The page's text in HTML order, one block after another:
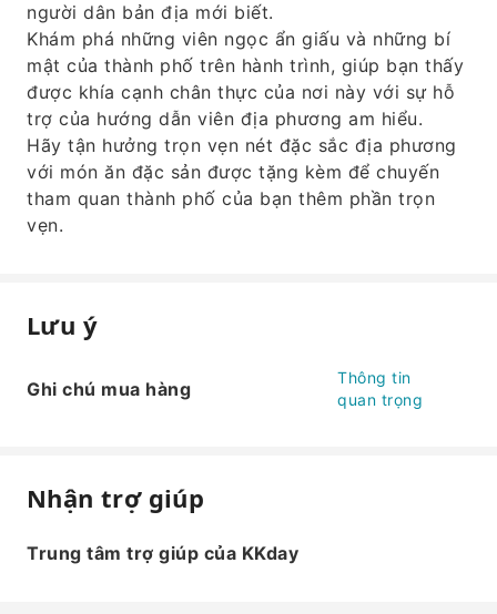
người dân bản địa mới biết.
Khám phá những viên ngọc ẩn giấu và những bí
mật của thành phố trên hành trình, giúp bạn thấy
được khía cạnh chân thực của nơi này với sự hỗ
trợ của hướng dẫn viên địa phương am hiểu.
Hãy tận hưởng trọn vẹn nét đặc sắc địa phương
với món ăn đặc sản được tặng kèm để chuyến
tham quan thành phố của bạn thêm phần trọn
vẹn.
Lưu ý
Ghi chú mua hàng
Thông tin
quan trọng
Nhận trợ giúp
Trung tâm trợ giúp của KKday